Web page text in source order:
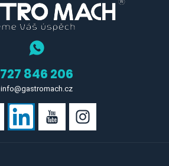
727 846 206
info@gastromach.cz